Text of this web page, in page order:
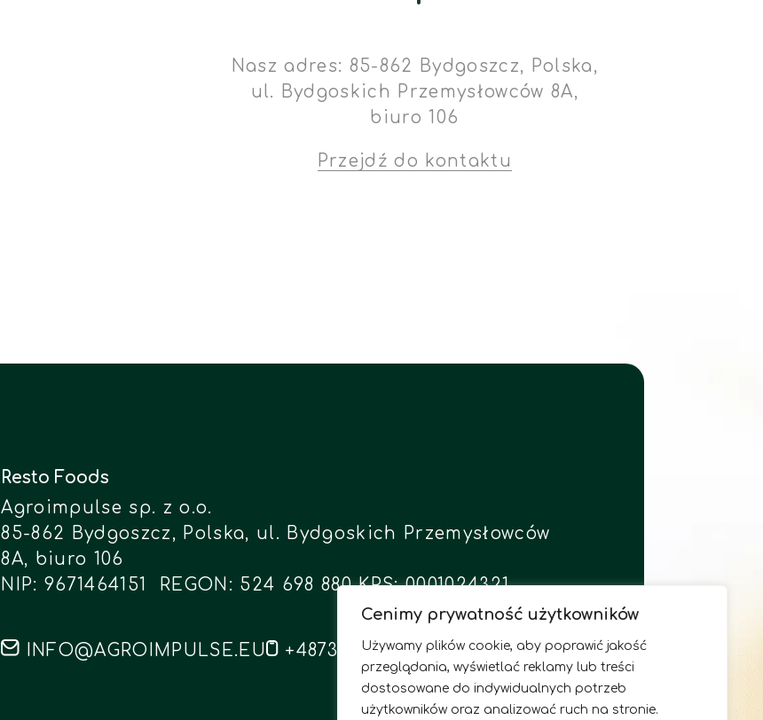
Cenimy prywatność użytkowników
Używamy plików cookie, aby poprawić jakość
przeglądania, wyświetlać reklamy lub treści
dostosowane do indywidualnych potrzeb
użytkowników oraz analizować ruch na stronie.
Nasz adres: 85-862 Bydgoszcz, Polska,
ul. Bydgoskich Przemysłowców 8A,
biuro 106
Przejdź do kontaktu
Resto Foods
Agroimpulse sp. z o.o.
85-862 Bydgoszcz, Polska, ul. Bydgoskich Przemysłowców
8A, biuro 106
NIP: 9671464151 REGON: 524 698 880 KRS: 0001024321
INFO@AGROIMPULSE.EU +48731048261